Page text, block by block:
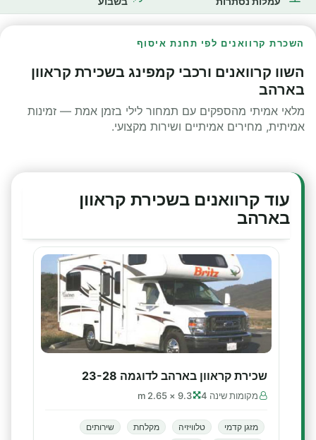
השכרת קרוואנים לפי תחנת איסוף
השוו קרוואנים ורכבי קמפינג בשכירת קראוון
בארהב
מלאי אמיתי מהספקים עם תמחור לילי בזמן אמת — זמינות
אמיתית, מחירים אמיתיים ושירות מקצועי.
עוד קרוואנים בשכירת קראוון
בארהב
שכירת קראוון בארהב לדוגמה 23-28
מקומות שינה 4 9.3 × 2.65 m
מזגן קדמי טלוויזיה מקלחת
שירותים